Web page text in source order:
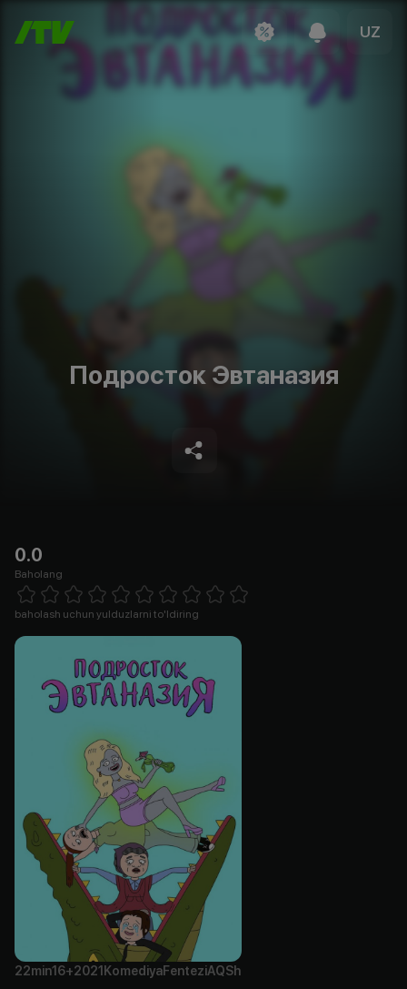
UZ
Подросток Эвтаназия
0.0
Baholang
1 Star 2 Stars 3 Stars 4 Stars5 Stars 6 Stars7 Stars8 Stars
baholash uchun yulduzlarni to'ldiring
22min16+2021 KomediyaFenteziAQSh